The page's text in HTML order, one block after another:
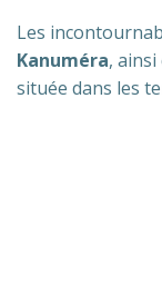
Les
Kanuméra, ainsi
située dans les